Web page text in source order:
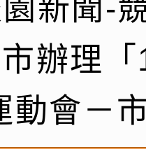
韌性（防空
演練執行計
年金融
3次招考代
送「桃園市
新聞-
辦理
動會－